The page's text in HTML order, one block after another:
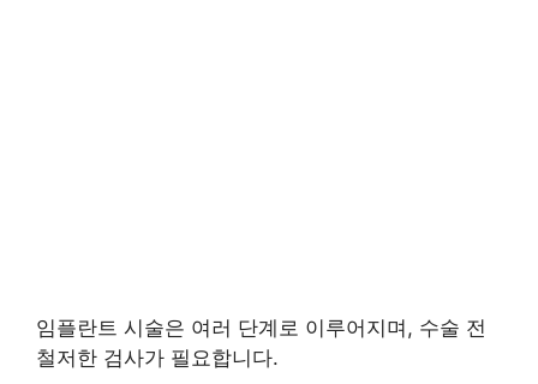
임플란트 시술은 여러 단계로 이루어지며, 수술 전
철저한 검사가 필요합니다.